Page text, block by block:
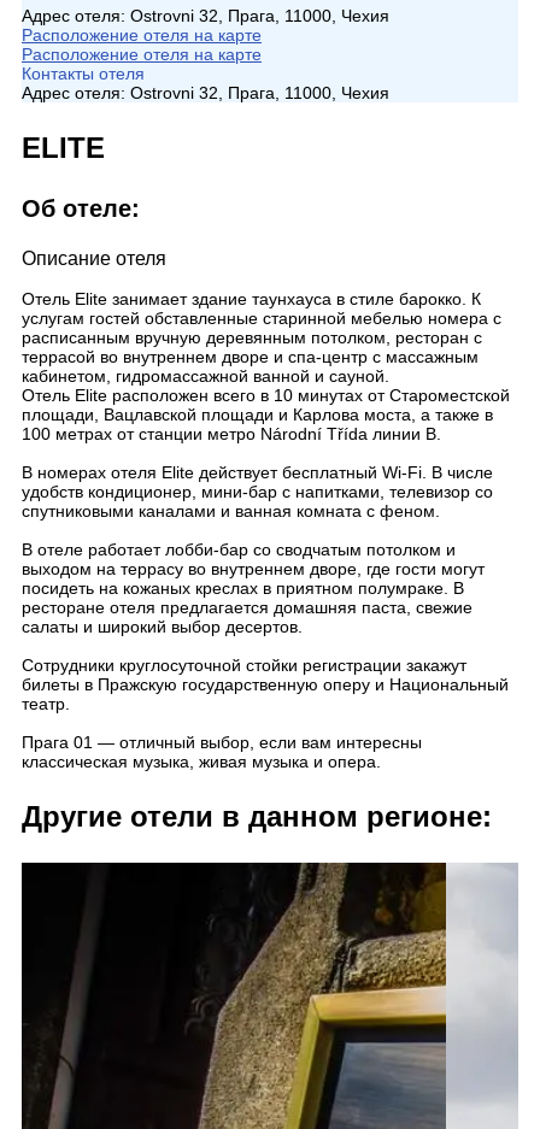
Адрес отеля: Ostrovni 32, Прага, 11000, Чехия
Расположение отеля на карте
Расположение отеля на карте
Контакты отеля
Адрес отеля: Ostrovni 32, Прага, 11000, Чехия
ELITE
Об отеле:
Описание отеля
Отель Elite занимает здание таунхауса в стиле барокко. К
услугам гостей обставленные старинной мебелью номера с
расписанным вручную деревянным потолком, ресторан с
террасой во внутреннем дворе и спа-центр с массажным
кабинетом, гидромассажной ванной и сауной.
Отель Elite расположен всего в 10 минутах от Староместской
площади, Вацлавской площади и Карлова моста, а также в
100 метрах от станции метро Národní Třída линии B.
В номерах отеля Elite действует бесплатный Wi-Fi. В числе
удобств кондиционер, мини-бар с напитками, телевизор со
спутниковыми каналами и ванная комната с феном.
В отеле работает лобби-бар со сводчатым потолком и
выходом на террасу во внутреннем дворе, где гости могут
посидеть на кожаных креслах в приятном полумраке. В
ресторане отеля предлагается домашняя паста, свежие
салаты и широкий выбор десертов.
Сотрудники круглосуточной стойки регистрации закажут
билеты в Пражскую государственную оперу и Национальный
театр.
Прага 01 — отличный выбор, если вам интересны
классическая музыка, живая музыка и опера.
Другие отели в данном регионе: